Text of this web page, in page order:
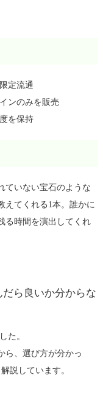
定流通
ンのみを販売
を保持
ていない宝石のような
えてくれる1本。誰かに
る時間を演出してくれ
ら良いか分からな
た。
ら、選び方が分かっ
説しています。